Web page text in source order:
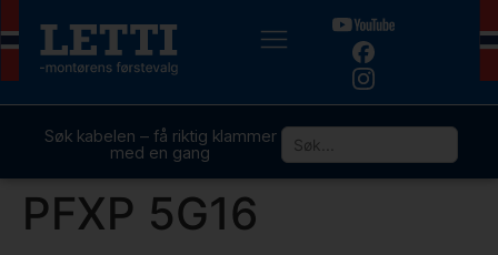
Søk kabelen – få riktig klammer
med en gang
PFXP 5G16